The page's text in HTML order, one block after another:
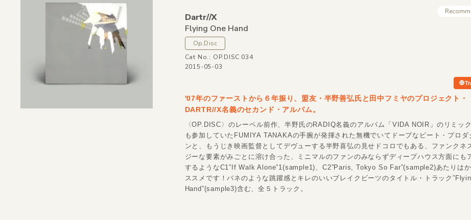
Dartr//X
Flying One Hand
Op.Disc
Cat No.: OP.DISC 034
2015-05-03
'07年のファーストから６年振り、盟友・半野善弘氏と田中フミヤのプロジェクト・
DARTR//X名義のセカンド・アルバム。
〈OP.DISC〉のレーベル前作、半野氏のRADIQ名義のアルバム「VIDA NOIR」のリミッ
も参加していたFUMIYA TANAKAの手腕が発揮された無機でいてドープなビート・プロダ
ンと、もうじき映画監督としてデヴューする半野喜弘の見せドコロでもある、ファンクネ
ジーな要素がみごとに溶け合った、ミニマルのファンのみならずディープハウス方面にも
するようなC1”If Walk Alone”1(sample1)、C2”Paris, Tokyo So Far”(sample2)あたりは
ススメです！バネのような跳躍感とキレのいいブレイクビーツのタイトル・トラック
Hand”(sample3)含む、全５トラック。